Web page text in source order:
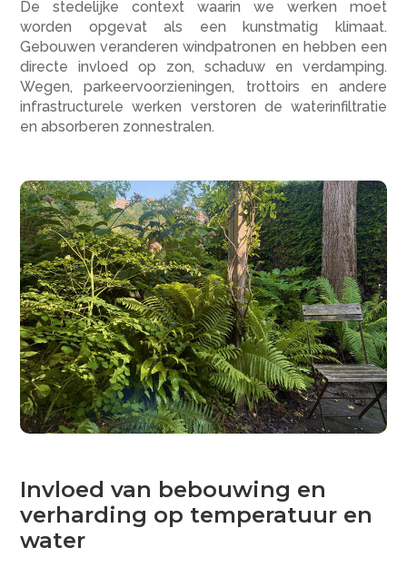
De stedelijke context waarin we werken moet
worden opgevat als een kunstmatig klimaat.
Gebouwen veranderen windpatronen en hebben een
directe invloed op zon, schaduw en verdamping.
Wegen, parkeervoorzieningen, trottoirs en andere
infrastructurele werken verstoren de waterinfiltratie
en absorberen zonnestralen.
Invloed van bebouwing en
verharding op temperatuur en
water